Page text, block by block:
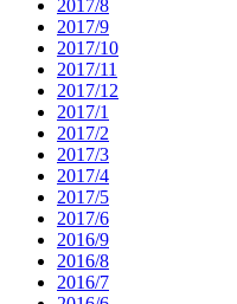
2017/8
2017/9
2017/10
2017/11
2017/12
2017/1
2017/2
2017/3
2017/4
2017/5
2017/6
2016/9
2016/8
2016/7